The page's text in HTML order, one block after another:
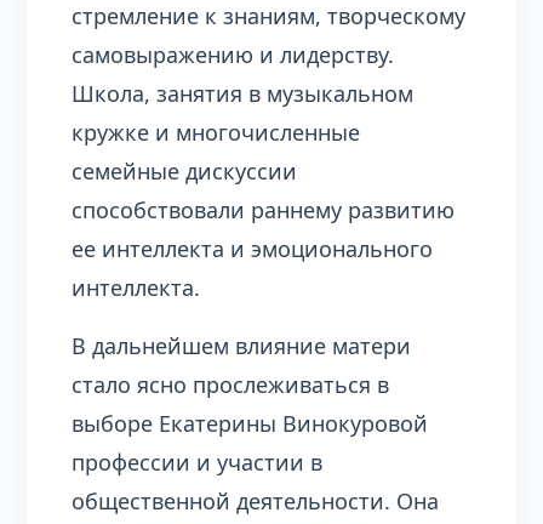
стремление к знаниям, творческому
самовыражению и лидерству.
Школа, занятия в музыкальном
кружке и многочисленные
семейные дискуссии
способствовали раннему развитию
ее интеллекта и эмоционального
интеллекта.
В дальнейшем влияние матери
стало ясно прослеживаться в
выборе Екатерины Винокуровой
профессии и участии в
общественной деятельности. Она